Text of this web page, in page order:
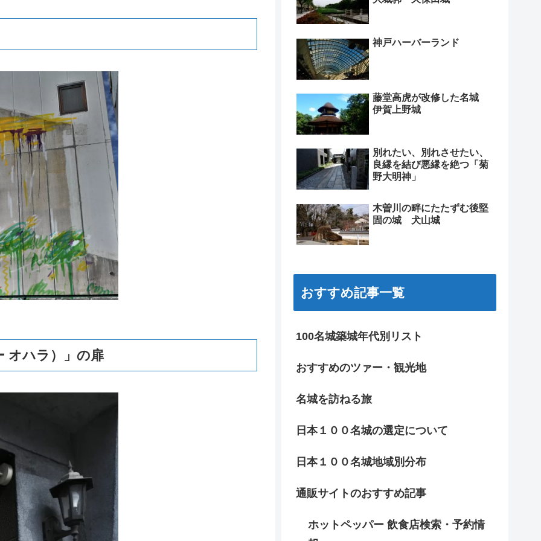
オハラ）」の扉
神戸ハーバーランド
藤堂高虎が改修した名城
伊賀上野城
別れたい、別れさせたい、
良縁を結び悪縁を絶つ「菊
野大明神」
木曽川の畔にたたずむ後堅
固の城 犬山城
おすすめ記事一覧
100名城築城年代別リスト
おすすめのツァー・観光地
名城を訪ねる旅
日本１００名城の選定について
日本１００名城地域別分布
通販サイトのおすすめ記事
ホットペッパー 飲食店検索・予約情